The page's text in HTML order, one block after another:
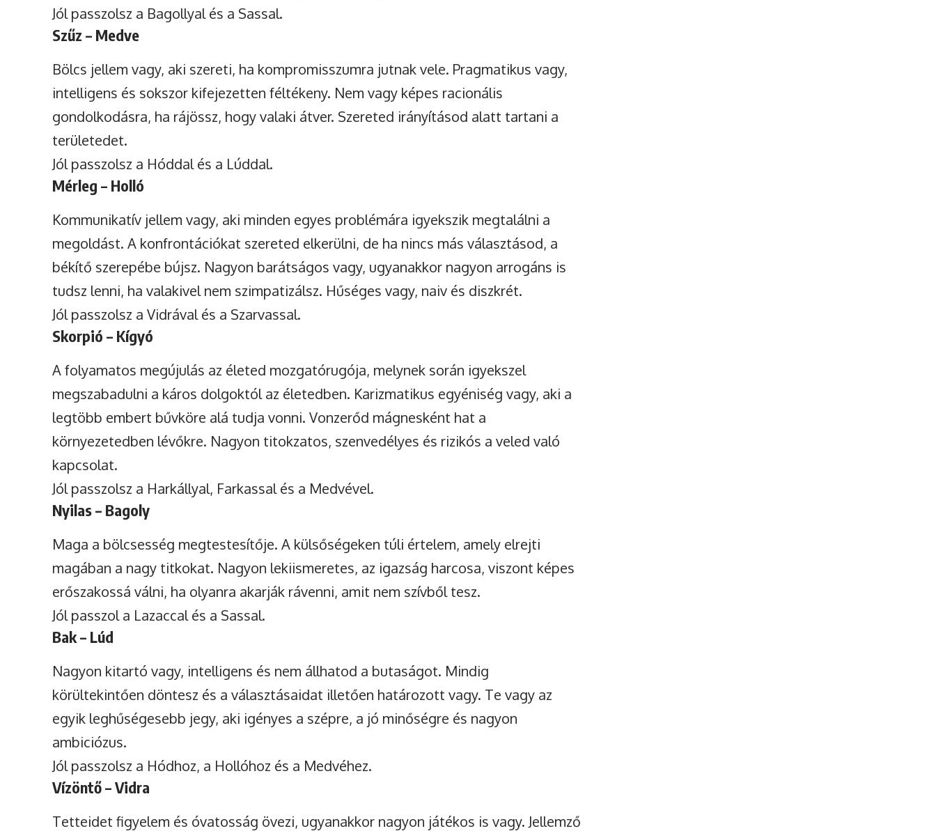
Jól passzolsz a Bagollyal és a Sassal.
Szűz – Medve
Bölcs jellem vagy, aki szereti, ha kompromisszumra jutnak vele. Pragmatikus vagy,
intelligens és sokszor kifejezetten féltékeny. Nem vagy képes racionális
gondolkodásra, ha rájössz, hogy valaki átver. Szereted irányításod alatt tartani a
területedet.
Jól passzolsz a Hóddal és a Lúddal.
Mérleg – Holló
Kommunikatív jellem vagy, aki minden egyes problémára igyekszik megtalálni a
megoldást. A konfrontációkat szereted elkerülni, de ha nincs más választásod, a
békítő szerepébe bújsz. Nagyon barátságos vagy, ugyanakkor nagyon arrogáns is
tudsz lenni, ha valakivel nem szimpatizálsz. Hűséges vagy, naiv és diszkrét.
Jól passzolsz a Vidrával és a Szarvassal.
Skorpió – Kígyó
A folyamatos megújulás az életed mozgatórugója, melynek során igyekszel
megszabadulni a káros dolgoktól az életedben. Karizmatikus egyéniség vagy, aki a
legtöbb embert bűvköre alá tudja vonni. Vonzerőd mágnesként hat a
környezetedben lévőkre. Nagyon titokzatos, szenvedélyes és rizikós a veled való
kapcsolat.
Jól passzolsz a Harkállyal, Farkassal és a Medvével.
Nyilas – Bagoly
Maga a bölcsesség megtestesítője. A külsőségeken túli értelem, amely elrejti
magában a nagy titkokat. Nagyon lekiismeretes, az igazság harcosa, viszont képes
erőszakossá válni, ha olyanra akarják rávenni, amit nem szívből tesz.
Jól passzol a Lazaccal és a Sassal.
Bak – Lúd
Nagyon kitartó vagy, intelligens és nem állhatod a butaságot. Mindig
körültekintően döntesz és a választásaidat illetően határozott vagy. Te vagy az
egyik leghűségesebb jegy, aki igényes a szépre, a jó minőségre és nagyon
ambiciózus.
Jól passzolsz a Hódhoz, a Hollóhoz és a Medvéhez.
Vízöntő – Vidra
Tetteidet figyelem és óvatosság övezi, ugyanakkor nagyon játékos is vagy. Jellemző